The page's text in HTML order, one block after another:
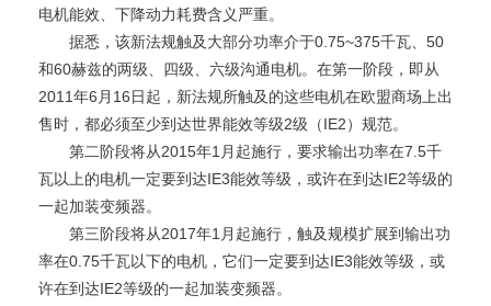
电机能效、下降动力耗费含义严重。
据悉，该新法规触及大部分功率介于0.75~375千瓦、50
和60赫兹的两级、四级、六级沟通电机。在第一阶段，即从
2011年6月16日起，新法规所触及的这些电机在欧盟商场上出
售时，都必须至少到达世界能效等级2级（IE2）规范。
第二阶段将从2015年1月起施行，要求输出功率在7.5千
瓦以上的电机一定要到达IE3能效等级，或许在到达IE2等级的
一起加装变频器。
第三阶段将从2017年1月起施行，触及规模扩展到输出功
率在0.75千瓦以下的电机，它们一定要到达IE3能效等级，或
许在到达IE2等级的一起加装变频器。